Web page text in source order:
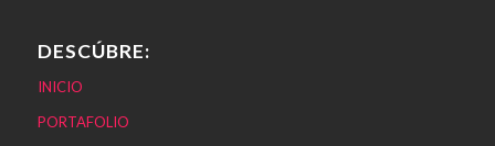
DESCÚBRE:
INICIO
PORTAFOLIO